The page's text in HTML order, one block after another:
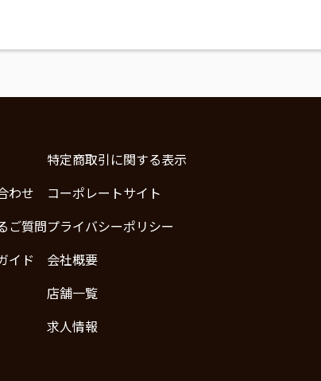
わせ
ご質問
イド
特定商取引に関する表示
コーポレートサイト
プライバシーポリシー
会社概要
店舗一覧
求人情報